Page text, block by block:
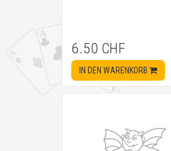
6.50 CHF
IN DEN WARENKORB